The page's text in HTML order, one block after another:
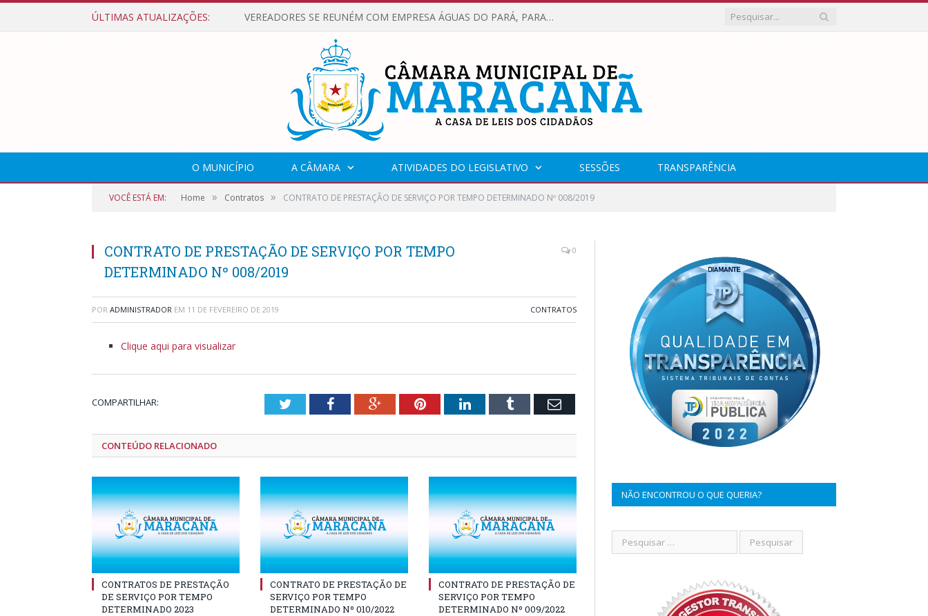
ÚLTIMAS ATUALIZAÇÕES: VEREADORES SE REUNÉM COM EMPRESA ÁGUAS DO PARÁ, PARA APRESENTAR REIVINDICAÇÕES E MELHORIAS NA QUALIDADE DOS SERVIÇOS OFERECIDOS Á POPULAÇÃO.
O MUNICÍPIO A CÂMARA ATIVIDADES DO LEGISLATIVO SESSÕES TRANSPARÊNCIA
VOCÊ ESTÁ EM: Home » Contratos » CONTRATO DE PRESTAÇÃO DE SERVIÇO POR TEMPO DETERMINADO Nº 008/2019
CONTRATO DE PRESTAÇÃO DE SERVIÇO POR TEMPO
DETERMINADO Nº 008/2019
0
POR ADMINISTRADOR EM 11 DE FEVEREIRO DE 2019 CONTRATOS
Clique aqui para visualizar
COMPARTILHAR: TwitterFacebookGoogle+PinterestLinkedInTumblr Email
CONTEÚDO RELACIONADO
CONTRATOS DE PRESTAÇÃO
DE SERVIÇO POR TEMPO
DETERMINADO 2023
CONTRATO DE PRESTAÇÃO DE
SERVIÇO POR TEMPO
DETERMINADO Nº 010/2022
CONTRATO DE PRESTAÇÃO DE
SERVIÇO POR TEMPO
DETERMINADO Nº 009/2022
NÃO ENCONTROU O QUE QUERIA?